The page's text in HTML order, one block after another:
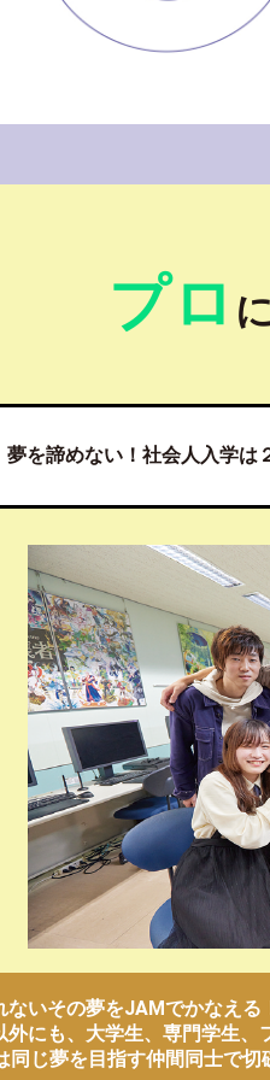
プロ
夢を諦めない！社会人入学は
ないその夢をJAMでかなえ
外にも、大学生、専門学生
同じ夢を目指す仲間同士で切